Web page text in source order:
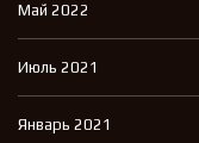
Май 2022
Июль 2021
Январь 2021